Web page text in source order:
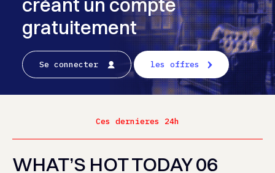
gratuitement
Se connecter les offres
Ces dernieres 24h
WHAT’S HOT TODAY 06